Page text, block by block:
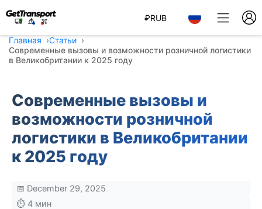
₽RUB
Главная
Статьи
Современные вызовы и возможности розничной логистики
в Великобритании к 2025 году
Современные вызовы и
возможности розничной
логистики в Великобритании
к 2025 году
📅 December 29, 2025
⏱️ 4 мин